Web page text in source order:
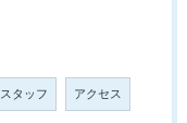
スタッフ アクセス